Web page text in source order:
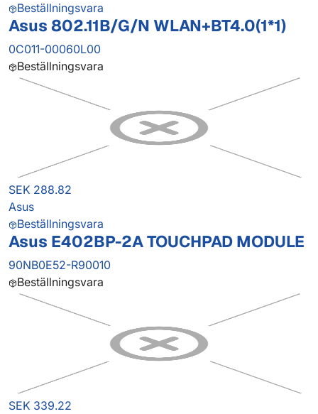
Beställningsvara
Asus 802.11B/G/N WLAN+BT4.0(1*1)
0C011-00060L00
Beställningsvara
SEK 288.82
Asus
Beställningsvara
Asus E402BP-2A TOUCHPAD MODULE
90NB0E52-R90010
Beställningsvara
SEK 339.22